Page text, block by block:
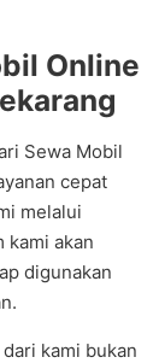
Online
Sewa Mobil
cepat
melalui
kami akan
digunakan
kami bukan